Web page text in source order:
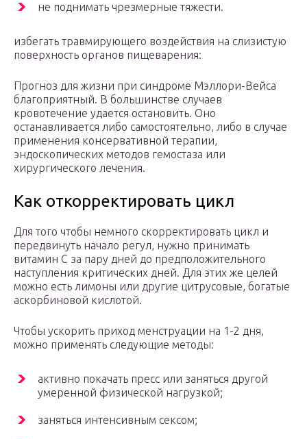
не поднимать чрезмерные тяжести.
избегать травмирующего воздействия на слизистую
поверхность органов пищеварения:
Прогноз для жизни при синдроме Мэллори-Вейса
благоприятный. В большинстве случаев
кровотечение удается остановить. Оно
останавливается либо самостоятельно, либо в случае
применения консервативной терапии,
эндоскопических методов гемостаза или
хирургического лечения.
Как откорректировать цикл
Для того чтобы немного скорректировать цикл и
передвинуть начало регул, нужно принимать
витамин С за пару дней до предположительного
наступления критических дней. Для этих же целей
можно есть лимоны или другие цитрусовые, богатые
аскорбиновой кислотой.
Чтобы ускорить приход менструации на 1-2 дня,
можно применять следующие методы:
активно покачать пресс или заняться другой
умеренной физической нагрузкой;
заняться интенсивным сексом;